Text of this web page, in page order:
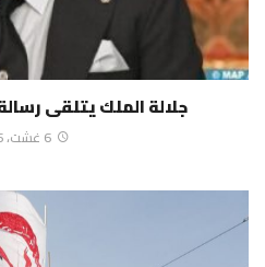
جلالة الملك يتلقى
6 غشت، 2026